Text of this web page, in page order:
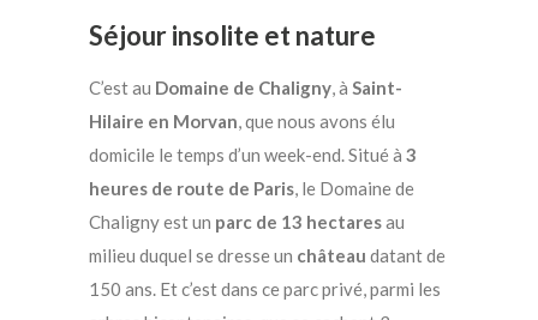
Séjour insolite et nature
C’est au Domaine de Chaligny, à Saint-
Hilaire en Morvan, que nous avons élu
domicile le temps d’un week-end. Situé à 3
heures de route de Paris, le Domaine de
Chaligny est un parc de 13 hectaresau
milieu duquel se dresse un château datant de
150 ans. Et c’est dans ce parc privé, parmi les